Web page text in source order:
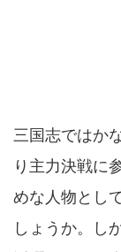
三国志ではか
り主力決戦に
めな人物とし
しょうか。し